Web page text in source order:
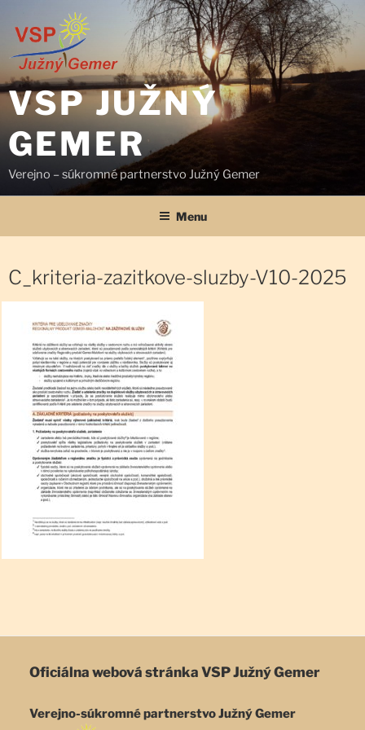
VSP JUŽNÝ
GEMER
Verejno – súkromné partnerstvo Južný Gemer
Menu
C_kriteria-zazitkove-sluzby-V10-2025
Oficiálna webová stránka VSP Južný Gemer
Verejno-súkromné partnerstvo Južný Gemer